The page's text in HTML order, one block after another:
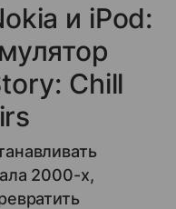
и iPod:
Chill
2000-х,